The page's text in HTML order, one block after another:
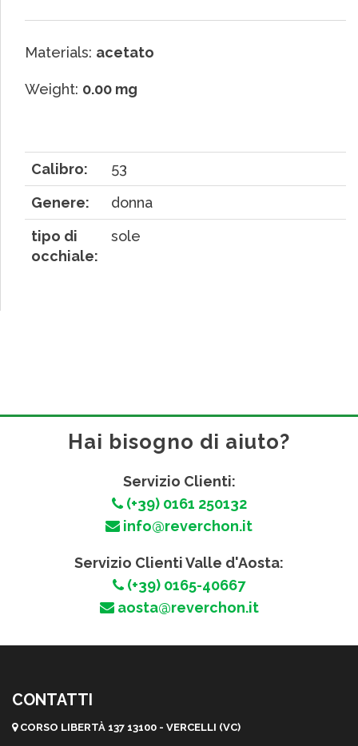
Materials: acetato
Weight: 0.00 mg
Calibro:
53
Genere:
donna
tipo di
occhiale:
sole
Hai bisogno di aiuto?
Servizio Clienti:
(+39) 0161 250132
info@reverchon.it
Servizio Clienti Valle d'Aosta:
(+39) 0165-40667
aosta@reverchon.it
CONTATTI
CORSO LIBERTÀ 137 13100 - VERCELLI (VC)